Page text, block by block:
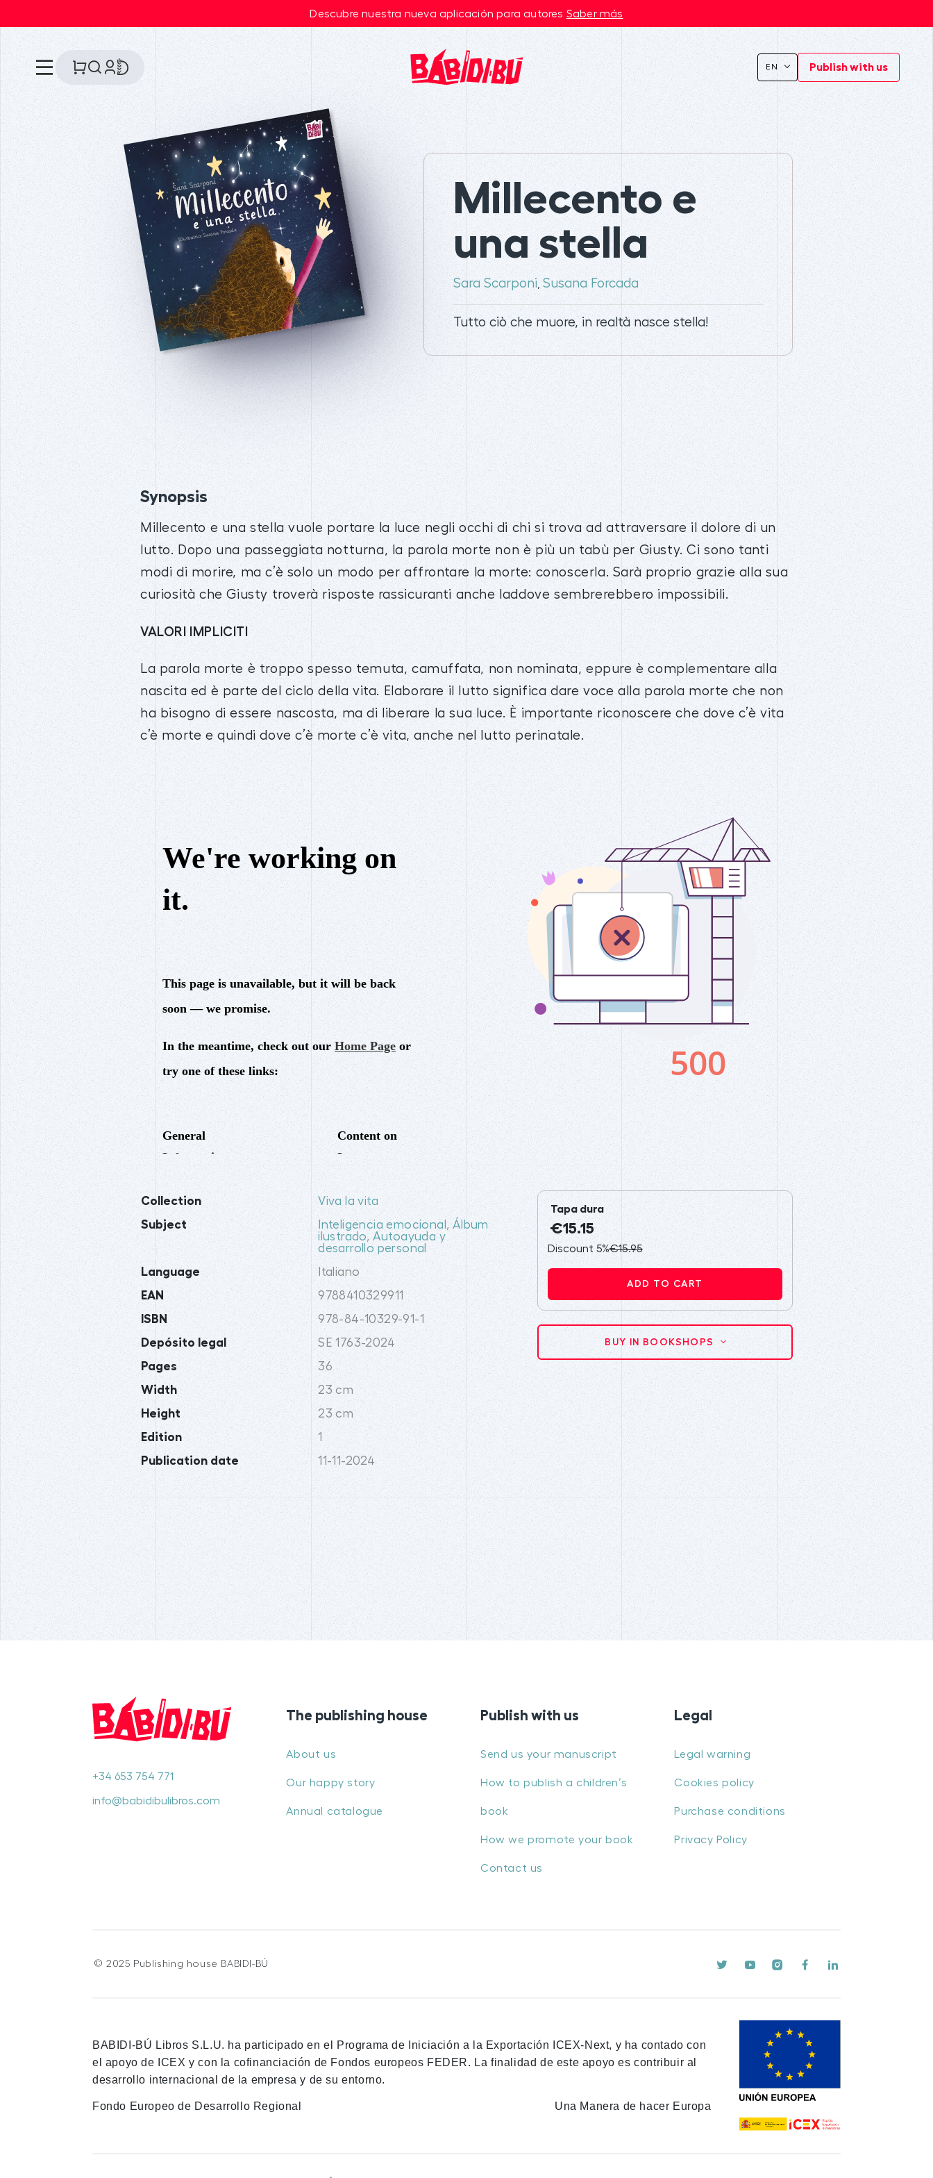
Descubre nuestra nueva aplicación para autores Saber más
EN Publish with us
Millecento e
una stella
Sara Scarponi, Susana Forcada
Tutto ciò che muore, in realtà nasce stella!
Synopsis
Millecento e una stella vuole portare la luce negli occhi di chi si trova ad attraversare il dolore di un
lutto. Dopo una passeggiata notturna, la parola morte non è più un tabù per Giusty. Ci sono tanti
modi di morire, ma c’è solo un modo per affrontare la morte: conoscerla. Sarà proprio grazie alla sua
curiosità che Giusty troverà risposte rassicuranti anche laddove sembrerebbero impossibili.
VALORI IMPLICITI
La parola morte è troppo spesso temuta, camuffata, non nominata, eppure è complementare alla
nascita ed è parte del ciclo della vita. Elaborare il lutto significa dare voce alla parola morte che non
ha bisogno di essere nascosta, ma di liberare la sua luce. È importante riconoscere che dove c’è vita
c’è morte e quindi dove c’è morte c’è vita, anche nel lutto perinatale.
Collection Viva la vita
Subject Inteligencia emocional , Álbum
ilustrado, Autoayuda y
desarrollo personal
Language Italiano
EAN 9788410329911
ISBN 978-84-10329-91-1
Depósito legal SE 1763-2024
Pages 36
Width 23 cm
Height 23 cm
Edition 1
Publication date 11-11-2024
Tapa dura
€15.15
Discount 5%€15.95
ADD TO CART
BUY IN BOOKSHOPS
+34 653 754 771
info@babidibulibros.com
The publishing house
About us
Our happy story
Annual catalogue
Publish with us
Send us your manuscript
How to publish a children’s
book
How we promote your book
Contact us
Legal
Legal warning
Cookies policy
Purchase conditions
Privacy Policy
© 2025 Publishing house BABIDI-BÚ
BABIDI-BÚ Libros S.L.U. ha participado en el Programa de Iniciación a la Exportación ICEX-Next, y ha contado con
el apoyo de ICEX y con la cofinanciación de Fondos europeos FEDER. La finalidad de este apoyo es contribuir al
desarrollo internacional de la empresa y de su entorno.
Fondo Europeo de Desarrollo Regional Una Manera de hacer Europa